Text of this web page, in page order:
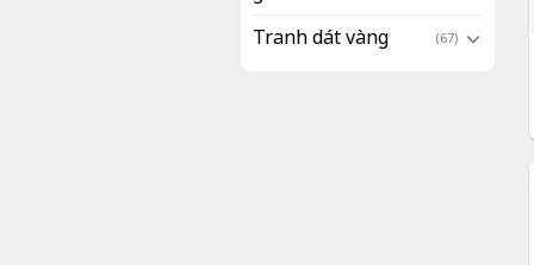
Tranh dát vàng (67)